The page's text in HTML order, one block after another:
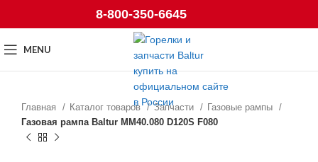
8-800-350-6645
MENU
Главная Каталог товаров Запчасти
Газовые рампы
Газовая рампа Baltur MM40.080 D120S F080